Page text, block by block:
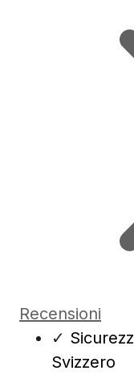
Recensioni
✓
Svizzero